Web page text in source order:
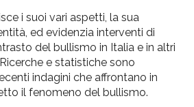
i suoi vari aspetti, la sua
ed evidenzia interventi di
del bullismo in Italia e in altri
e statistiche sono
indagini che affrontano in
il fenomeno del bullismo.